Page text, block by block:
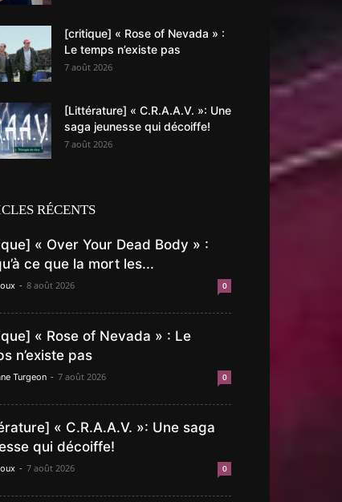
[critique] « Rose of Nevada » :
Le temps n’existe pas
7 août 2026
[Littérature] « C.R.A.A.V. »: Une
saga jeunesse qui décoiffe!
7 août 2026
RÉCENTS
« Over Your Dead Body » :
ce que la mort les...
- 8 août 2026 0
« Rose of Nevada » : Le
n’existe pas
Turgeon - 7 août 2026 0
« C.R.A.A.V. »: Une saga
qui décoiffe!
- 7 août 2026 0